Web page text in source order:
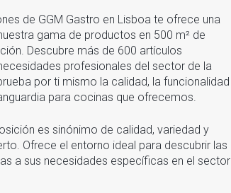
de GGM Gastro en Lisboa te ofrece una
gama de productos en 500 m² de
Descubre más de 600 artículos
profesionales del sector de la
por ti mismo la calidad, la funcionalidad
para cocinas que ofrecemos.
es sinónimo de calidad, variedad y
Ofrece el entorno ideal para descubrir las
a sus necesidades específicas en el sector